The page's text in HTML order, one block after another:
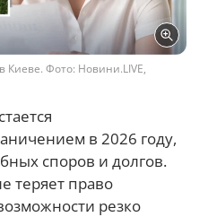
Фото: Новини.LIVE,
в 2026 году,
споров и долгов.
теряет право
резко